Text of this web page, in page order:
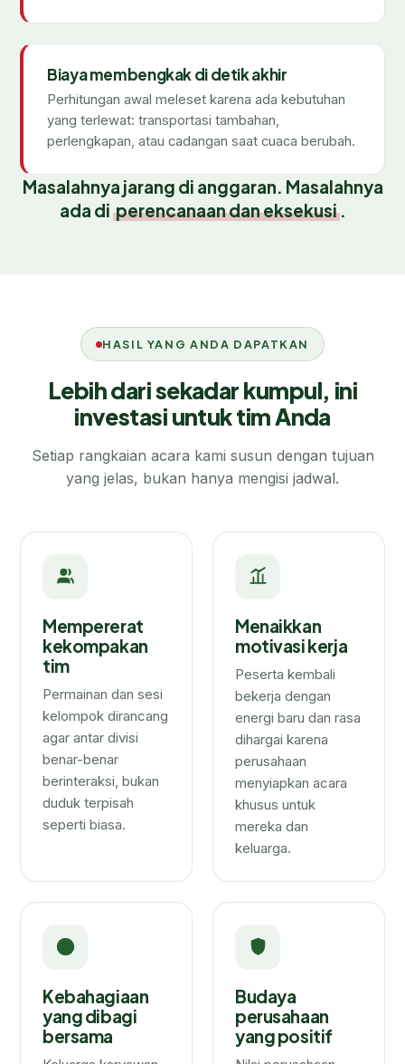
Biaya membengkak di detik akhir
Perhitungan awal meleset karena ada kebutuhan
yang terlewat: transportasi tambahan,
perlengkapan, atau cadangan saat cuaca berubah.
Masalahnya jarang di anggaran. Masalahnya
ada di perencanaan dan eksekusi.
HASIL YANG ANDA DAPATKAN
Lebih dari sekadar kumpul, ini
investasi untuk tim Anda
Setiap rangkaian acara kami susun dengan tujuan
yang jelas, bukan hanya mengisi jadwal.
Mempererat
kekompakan
tim
Permainan dan sesi
kelompok dirancang
agar antar divisi
benar-benar
berinteraksi, bukan
duduk terpisah
seperti biasa.
Menaikkan
motivasi kerja
Peserta kembali
bekerja dengan
energi baru dan rasa
dihargai karena
perusahaan
menyiapkan acara
khusus untuk
mereka dan
keluarga.
Kebahagiaan
yang dibagi
bersama
Budaya
perusahaan
yang positif